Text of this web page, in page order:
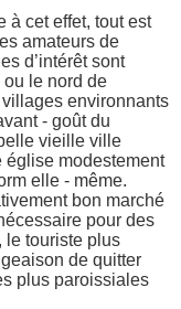
à cet effet, tout est
amateurs de
d’intérêt sont
le nord de
villages environnants
- goût du
vieille ville
église modestement
elle - même.
bon marché
pour des
le touriste plus
de quitter
plus paroissiales